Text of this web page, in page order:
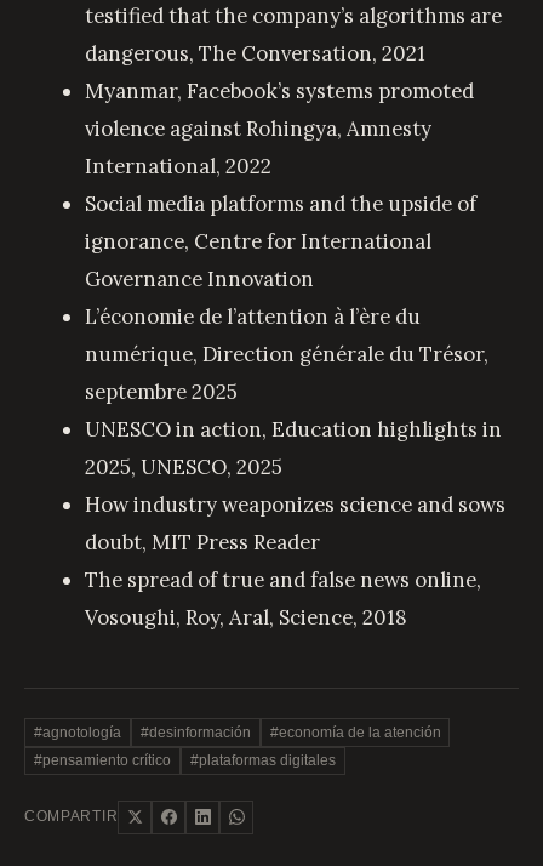
testified that the company’s algorithms are
dangerous, The Conversation, 2021
Myanmar, Facebook’s systems promoted
violence against Rohingya, Amnesty
International, 2022
Social media platforms and the upside of
ignorance, Centre for International
Governance Innovation
L’économie de l’attention à l’ère du
numérique, Direction générale du Trésor,
septembre 2025
UNESCO in action, Education highlights in
2025, UNESCO, 2025
How industry weaponizes science and sows
doubt, MIT Press Reader
The spread of true and false news online,
Vosoughi, Roy, Aral, Science, 2018
#agnotología #desinformación
#economía de la atención
#pensamiento crítico
#plataformas digitales
COMPARTIR